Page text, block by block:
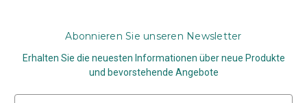
Abonnieren Sie unseren Newsletter
Erhalten Sie die neuesten Informationen über neue Produkte
und bevorstehende Angebote